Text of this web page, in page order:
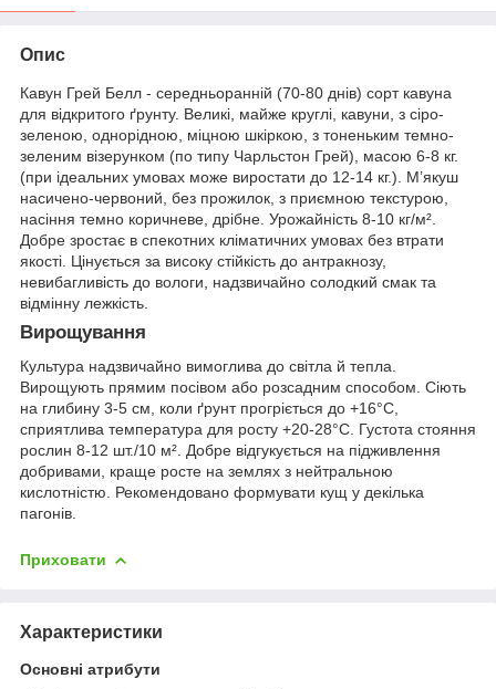
Опис
Кавун Грей Белл - середньоранній (70-80 днів) сорт кавуна
для відкритого ґрунту. Великі, майже круглі, кавуни, з сіро-
зеленою, однорідною, міцною шкіркою, з тоненьким темно-
зеленим візерунком (по типу Чарльстон Грей), масою 6-8 кг.
(при ідеальних умовах може виростати до 12-14 кг.). М’якуш
насичено-червоний, без прожилок, з приємною текстурою,
насіння темно коричневе, дрібне. Урожайність 8-10 кг/м².
Добре зростає в спекотних кліматичних умовах без втрати
якості. Цінується за високу стійкість до антракнозу,
невибагливість до вологи, надзвичайно солодкий смак та
відмінну лежкість.
Вирощування
Культура надзвичайно вимоглива до світла й тепла.
Вирощують прямим посівом або розсадним способом. Сіють
на глибину 3-5 см, коли ґрунт прогріється до +16°С,
сприятлива температура для росту +20-28°С. Густота стояння
рослин 8-12 шт./10 м². Добре відгукується на підживлення
добривами, краще росте на землях з нейтральною
кислотністю. Рекомендовано формувати кущ у декілька
пагонів.
Приховати
Характеристики
Основні атрибути